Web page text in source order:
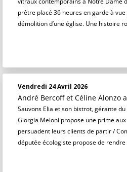
prêtre placé 36 heures en garde à vue
démolition d’une église. Une histoire
Vendredi 24 Avril 2026
André Bercoff et Céline Alonzo
Sauvons Elia et son bistrot, gérante
Giorgia Meloni propose une prime
persuadent leurs clients de partir /
députée écologiste propose de